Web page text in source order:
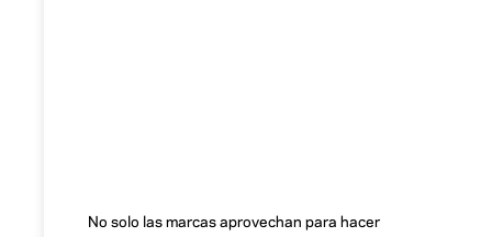
No solo las marcas aprovechan para hacer